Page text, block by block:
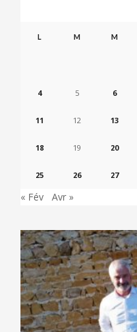
L M M
4 5 6
11 12 13
18 19 20
25 26 27
« Fév Avr »